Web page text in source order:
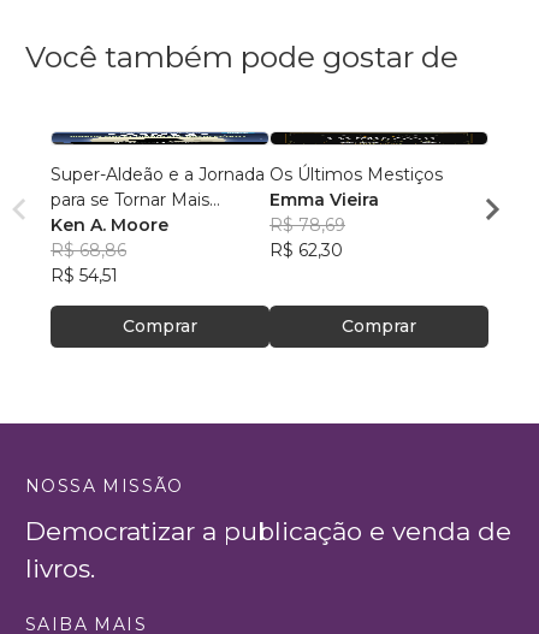
Você também pode gostar de
Super-Aldeão e a Jornada
para se Tornar Mais
Interessante!
Ken A. Moore
R$ 68,86
R$ 54,51
Comprar
Os Últimos Mestiços
Emma Vieira
R$ 78,69
R$ 62,30
Comprar
NOSSA MISSÃO
Democratizar a publicação e venda de
livros.
SAIBA MAIS